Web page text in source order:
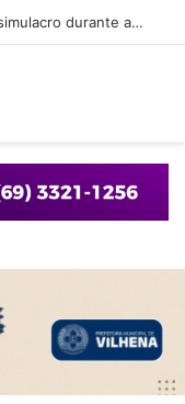
Polícia apreende drogas, dinheiro e simulacro durante ação no bairro Alto Alegre, em Vilhena